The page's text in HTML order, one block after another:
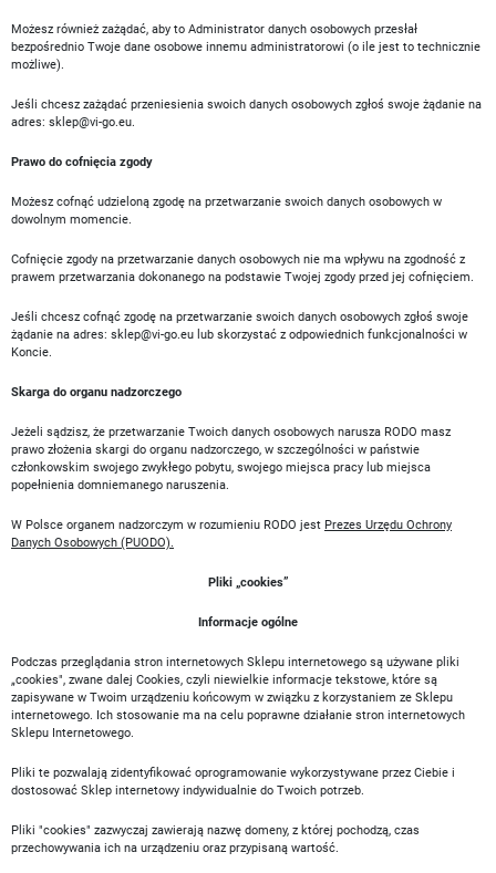
Możesz również zażądać, aby to Administrator danych osobowych przesłał
bezpośrednio Twoje dane osobowe innemu administratorowi (o ile jest to technicznie
możliwe).
Jeśli chcesz zażądać przeniesienia swoich danych osobowych zgłoś swoje żądanie na
adres: sklep@vi-go.eu.
Prawo do cofnięcia zgody
Możesz cofnąć udzieloną zgodę na przetwarzanie swoich danych osobowych w
dowolnym momencie.
Cofnięcie zgody na przetwarzanie danych osobowych nie ma wpływu na zgodność z
prawem przetwarzania dokonanego na podstawie Twojej zgody przed jej cofnięciem.
Jeśli chcesz cofnąć zgodę na przetwarzanie swoich danych osobowych zgłoś swoje
żądanie na adres: sklep@vi-go.eu lub skorzystać z odpowiednich funkcjonalności w
Koncie.
Skarga do organu nadzorczego
Jeżeli sądzisz, że przetwarzanie Twoich danych osobowych narusza RODO masz
prawo złożenia skargi do organu nadzorczego, w szczególności w państwie
członkowskim swojego zwykłego pobytu, swojego miejsca pracy lub miejsca
popełnienia domniemanego naruszenia.
W Polsce organem nadzorczym w rozumieniu RODO jest Prezes Urzędu Ochrony
Danych Osobowych (PUODO).
Pliki „cookies”
Informacje ogólne
Podczas przeglądania stron internetowych Sklepu internetowego są używane pliki
„cookies", zwane dalej Cookies, czyli niewielkie informacje tekstowe, które są
zapisywane w Twoim urządzeniu końcowym w związku z korzystaniem ze Sklepu
internetowego. Ich stosowanie ma na celu poprawne działanie stron internetowych
Sklepu Internetowego.
Pliki te pozwalają zidentyfikować oprogramowanie wykorzystywane przez Ciebie i
dostosować Sklep internetowy indywidualnie do Twoich potrzeb.
Pliki "cookies" zazwyczaj zawierają nazwę domeny, z której pochodzą, czas
przechowywania ich na urządzeniu oraz przypisaną wartość.